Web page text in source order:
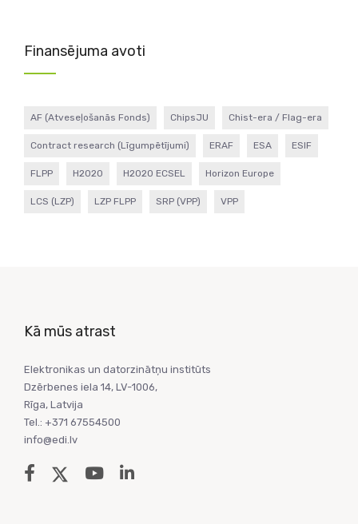
Finansējuma avoti
AF (Atveseļošanās Fonds) ChipsJU Chist-era / Flag-era
Contract research (Līgumpētījumi) ERAF ESA ESIF
FLPP H2020 H2020 ECSEL Horizon Europe
LCS (LZP) LZP FLPP SRP (VPP) VPP
Kā mūs atrast
Elektronikas un datorzinātņu institūts
Dzērbenes iela 14, LV-1006,
Rīga, Latvija
Tel.: +371 67554500
info@edi.lv